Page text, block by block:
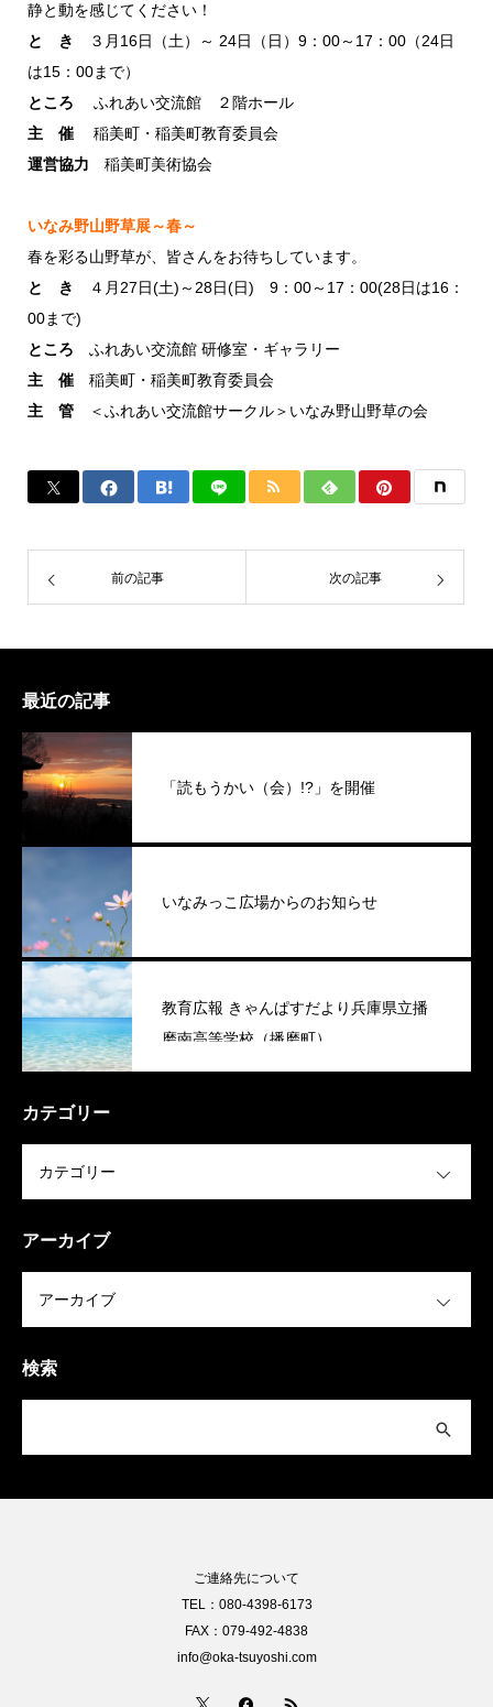
静と動を感じてください！
と き
３月16日（土）～ 24日（日）9：00～17：00（24日
は15：00まで）
ところ ふれあい交流館 ２階ホール
主 催
稲美町・稲美町教育委員会
運営協力 稲美町美術協会
いなみ野山野草展～春～
春を彩る山野草が、皆さんをお待ちしています。
と き
４月27日(土)～28日(日) 9：00～17：00(28日は16：
00まで)
ところ ふれあい交流館 研修室・ギャラリー
主 催 稲美町・稲美町教育委員会
主 管 ＜ふれあい交流館サークル＞いなみ野山野草の会
前の記事 次の記事
最近の記事
「読もうかい（会）!?」を開催
いなみっこ広場からのお知らせ
教育広報 きゃんぱすだより兵庫県立播
磨南高等学校（播磨町）
カテゴリー
アーカイブ
検索
ご連絡先について
TEL：080-4398-6173
FAX：079-492-4838
info@oka-tsuyoshi.com